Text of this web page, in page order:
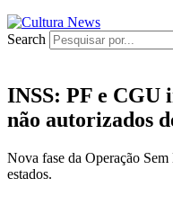
Search
INSS: PF e CGU
não autorizados
Nova fase da Operação
estados.